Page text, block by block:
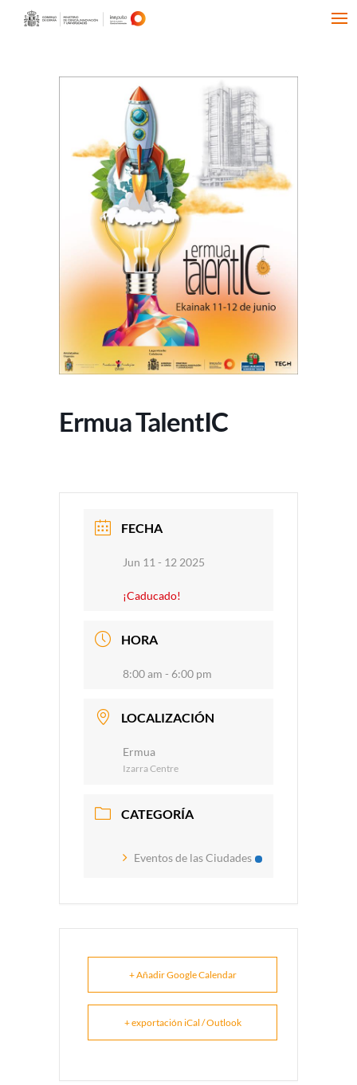
Ermua TalentIC
FECHA
Jun 11 - 12 2025
¡Caducado!
HORA
8:00 am - 6:00 pm
LOCALIZACIÓN
Ermua
Izarra Centre
CATEGORÍA
Eventos de las Ciudades
+ Añadir Google Calendar
+ exportación iCal / Outlook